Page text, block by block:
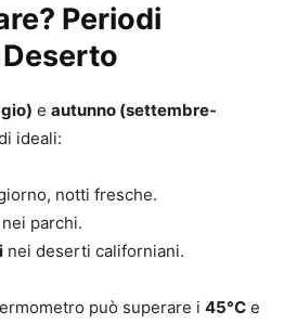
Periodi
e autunno (settembre-
ideali:
notti fresche.
nei parchi.
nei deserti californiani.
può superare i 45°C e